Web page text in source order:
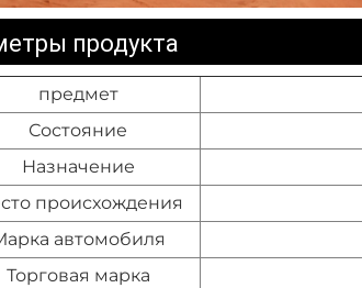
продукта
предмет
Состояние
Назначение
происхождения
автомобиля
Торговая марка